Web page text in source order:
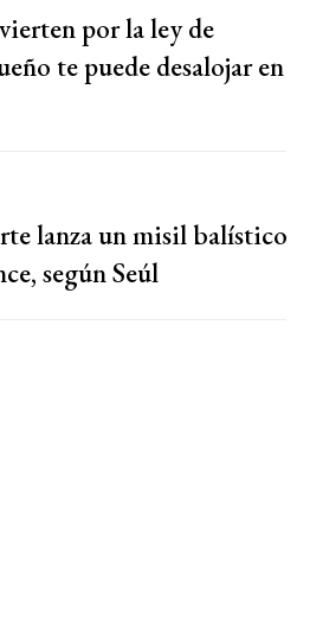
por la ley de
te puede desalojar en
lanza un misil balístico
según Seúl